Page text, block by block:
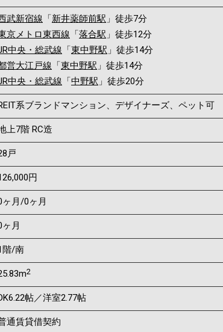
武新宿線 「新井薬師前駅 」徒歩7分
京メトロ東西線 「落合駅 」徒歩12分
中央・総武線 「東中野駅 」徒歩14分
営大江戸線 「東中野駅 」徒歩14分
中央・総武線 「中野駅 」徒歩20分
系ブランドマンション、デザイナーズ、ペット可
上7階 RC造
戸
円
ヶ月 /0ヶ月
ヶ月
階/南
2
帖／洋室2.77帖
通賃貸借契約